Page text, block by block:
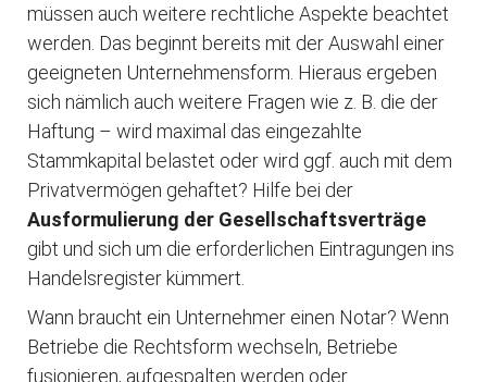
müssen auch weitere rechtliche Aspekte beachtet
werden. Das beginnt bereits mit der Auswahl einer
geeigneten Unternehmensform. Hieraus ergeben
sich nämlich auch weitere Fragen wie z. B. die der
Haftung – wird maximal das eingezahlte
Stammkapital belastet oder wird ggf. auch mit dem
Privatvermögen gehaftet? Hilfe bei der
Ausformulierung der Gesellschaftsverträge
gibt und sich um die erforderlichen Eintragungen ins
Handelsregister kümmert.
Wann braucht ein Unternehmer einen Notar? Wenn
Betriebe die Rechtsform wechseln, Betriebe
fusionieren, aufgespalten werden oder